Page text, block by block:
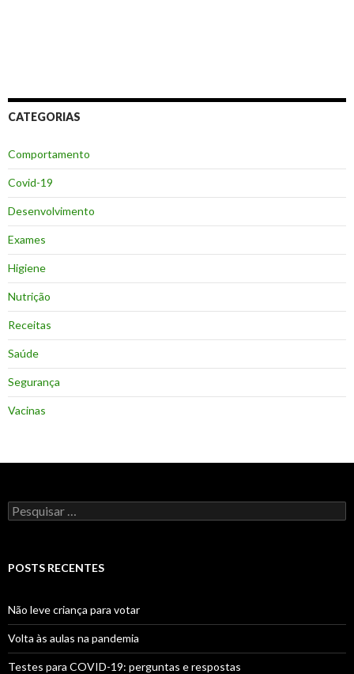
CATEGORIAS
Comportamento
Covid-19
Desenvolvimento
Exames
Higiene
Nutrição
Receitas
Saúde
Segurança
Vacinas
Pesquisar
por:
POSTS RECENTES
Não leve criança para votar
Volta às aulas na pandemia
Testes para COVID-19: perguntas e respostas